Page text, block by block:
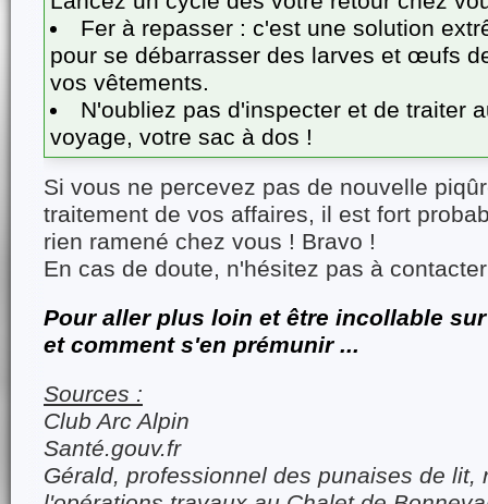
Fer à repasser : c'est une solution
pour se débarrasser des larves et œufs
vos vêtements.
N'oubliez pas d'inspecter et de traiter
voyage, votre sac à dos !
Si vous ne percevez pas de nouvelle
traitement de vos affaires, il est fort
rien ramené chez vous ! Bravo !
En cas de doute, n'hésitez pas à
Pour aller plus loin et être incollable
et comment s'en prémunir ...
Sources :
Club Arc Alpin
Santé.gouv.fr
Gérald, professionnel des punaises de lit,